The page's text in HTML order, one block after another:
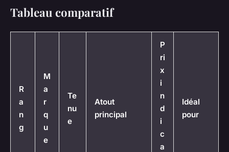
Tableau comparatif
R
a
n
g
M
a
r
q
u
e
Te
nu
e
Atout
principal
P
ri
x
i
n
d
i
c
a
Idéal
pour